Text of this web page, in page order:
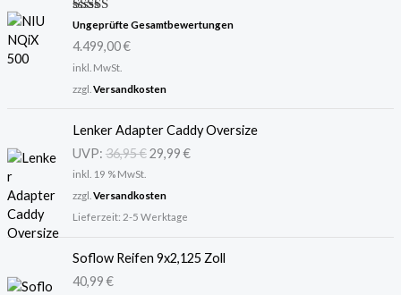
Bewertet
von 5
Ungeprüfte Gesamtbewertungen
4.499,00€
inkl. MwSt.
zzgl. Versandkosten
Lenker Adapter Caddy Oversize
UVP: 36,95€
r
s
r
ü
g
29,99€
k
t
e
inkl. 19 % MwSt.
zzgl. Versandkosten
Lieferzeit: 2-5 Werktage
Soflow Reifen 9x2,125 Zoll
40,99€